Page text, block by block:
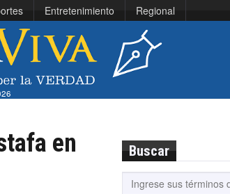
Entretenimiento Regional
en
Buscar